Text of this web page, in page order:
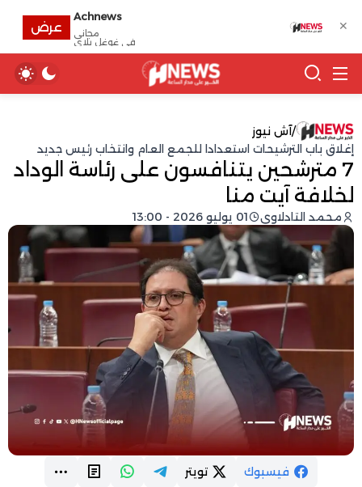
/آش نيوز
إغلاق باب الترشيحات استعدادا للجمع العام وانتخاب رئيس جديد
7 مترشحين يتنافسون على رئاسة الوداد
لخلافة آيت منا
محمد التادلاوي 01 يوليو 2026 - 13:00
فيسبوك تويتر
✕
Achnews
مجانى
في غوغل بلاي
عرض